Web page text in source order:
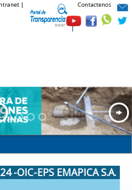
|
|
Contactenos
-OIC-EPS EMAPICA S.A.